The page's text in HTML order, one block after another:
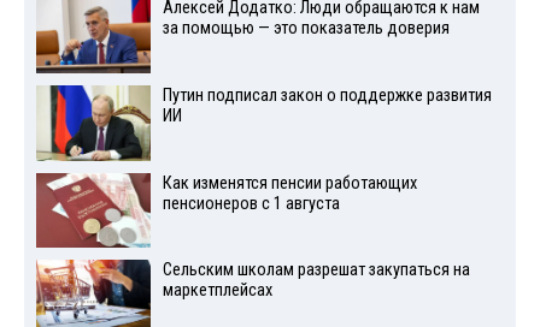
Алексей Додатко: Люди обращаются к нам
за помощью — это показатель доверия
Путин подписал закон о поддержке развития
ИИ
Как изменятся пенсии работающих
пенсионеров с 1 августа
Сельским школам разрешат закупаться на
маркетплейсах